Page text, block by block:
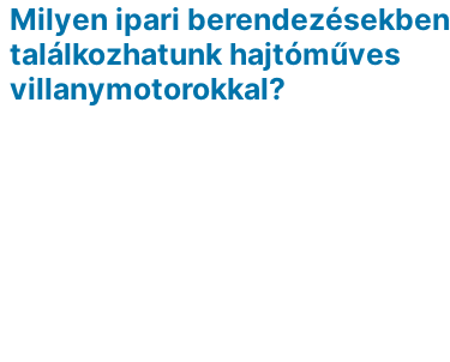
Milyen ipari berendezésekben
találkozhatunk hajtóműves
villanymotorokkal?